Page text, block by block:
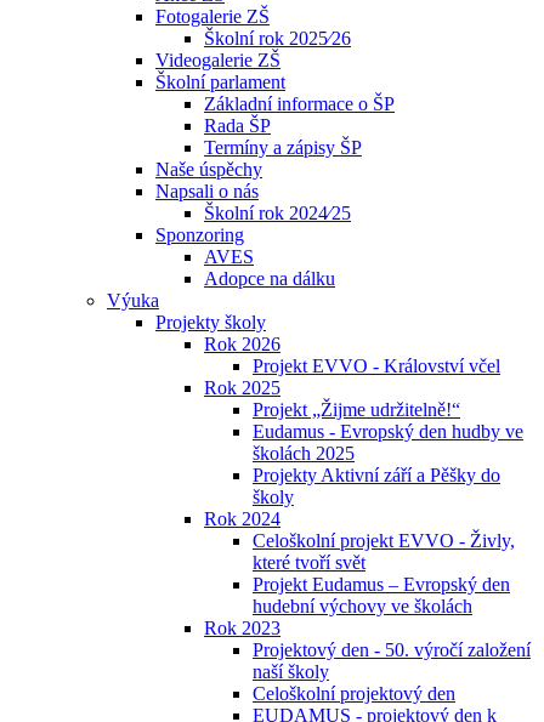
Fotogalerie ZŠ
Školní rok 2025⁄26
Videogalerie ZŠ
Školní parlament
Základní informace o ŠP
Rada ŠP
Termíny a zápisy ŠP
Naše úspěchy
Napsali o nás
Školní rok 2024⁄25
Sponzoring
AVES
Adopce na dálku
Výuka
Projekty školy
Rok 2026
Projekt EVVO - Království včel
Rok 2025
Projekt „Žijme udržitelně!“
Eudamus - Evropský den hudby ve
školách 2025
Projekty Aktivní září a Pěšky do
školy
Rok 2024
Celoškolní projekt EVVO - Živly,
které tvoří svět
Projekt Eudamus – Evropský den
hudební výchovy ve školách
Rok 2023
Projektový den - 50. výročí založení
naší školy
Celoškolní projektový den
EUDAMUS - projektový den k